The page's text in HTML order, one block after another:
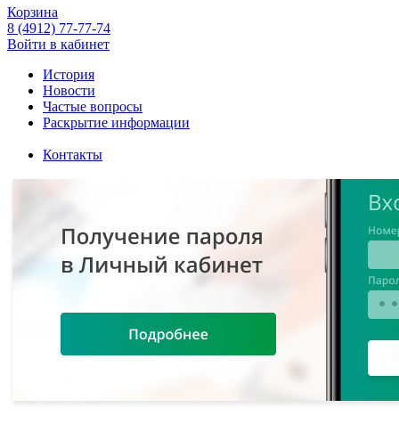
Корзина
8 (4912) 77-77-74
Войти в кабинет
История
Новости
Частые вопросы
Раскрытие информации
Контакты